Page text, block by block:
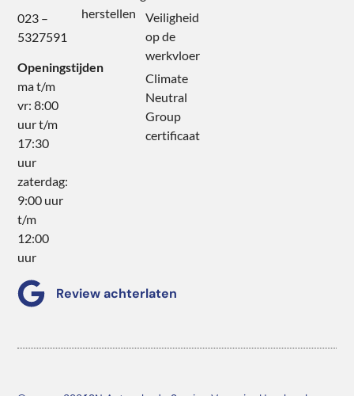
023 –
5327591
Openingstijden
ma t/m
vr: 8:00
uur t/m
17:30
uur
zaterdag:
9:00 uur
t/m
12:00
uur
herstellen
Veiligheid
op de
werkvloer
Climate
Neutral
Group
certificaat
Review achterlaten